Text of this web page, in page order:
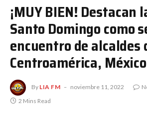
¡MUY BIEN! Destacan
Santo Domingo como
encuentro de alcaldes
Centroamérica,
By LIA FM noviembre 11, 2022
2 Mins Read